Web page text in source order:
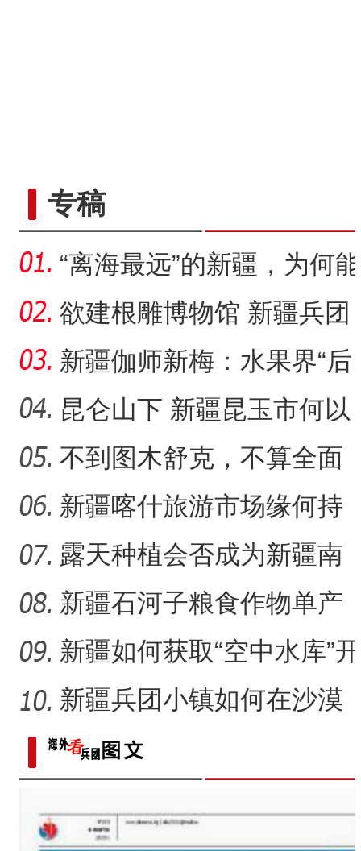
专稿
“离海最远”的新疆，为何能
养“海鲜”？
欲建根雕博物馆 新疆兵团
这位技工何以痴迷朽木？
新疆伽师新梅：水果界“后
起之秀”如何“脱颖而出
昆仑山下 新疆昆玉市何以
被称为“玉润之城”
不到图木舒克，不算全面
了解新疆生产建设兵团
新疆喀什旅游市场缘何持
续火热？
露天种植会否成为新疆南
果北种新方式？
新疆石河子粮食作物单产
缘何越来越高？
新疆如何获取“空中水库”开
启密码？
新疆兵团小镇如何在沙漠
腹地书写“绿色奇迹”？